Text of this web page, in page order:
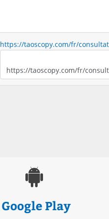
https://taoscopy.com/fr/
Google Play